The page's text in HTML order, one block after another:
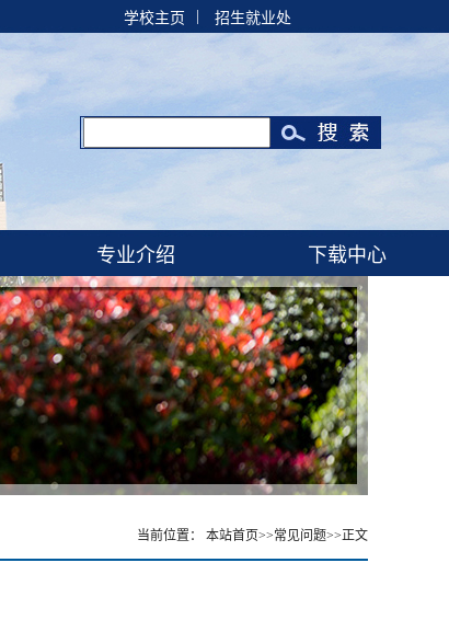
学校主页 招生就业处
专业介绍 下载中心
当前位置： 本站首页>>常见问题>>正文